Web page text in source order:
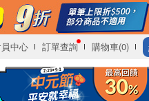
中心 訂單查詢 購物車(0)